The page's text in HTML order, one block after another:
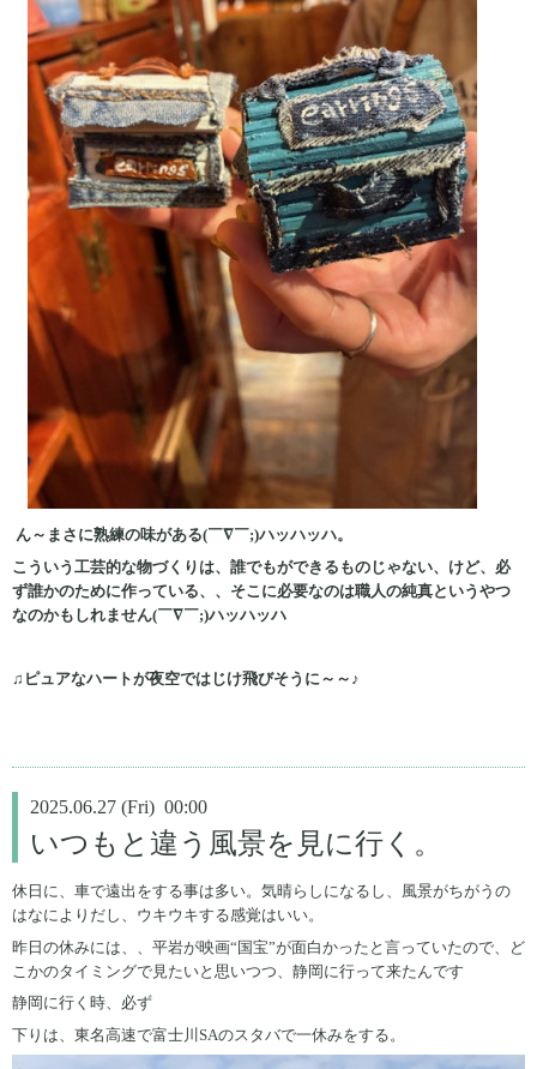
ん～まさに熟練の味がある(￣∇￣;)ハッハッハ。
こういう工芸的な物づくりは、誰でもができるものじゃない、けど、必
ず誰かのために作っている、、そこに必要なのは職人の純真というやつ
なのかもしれません(￣∇￣;)ハッハッハ
♫ピュアなハートが夜空ではじけ飛びそうに～～♪
2025.06.27 (Fri) 00:00
いつもと違う風景を見に行く。
休日に、車で遠出をする事は多い。気晴らしになるし、風景がちがうの
はなによりだし、ウキウキする感覚はいい。
昨日の休みには、、平岩が映画“国宝”が面白かったと言っていたので、ど
こかのタイミングで見たいと思いつつ、静岡に行って来たんです
静岡に行く時、必ず
下りは、東名高速で富士川SAのスタバで一休みをする。